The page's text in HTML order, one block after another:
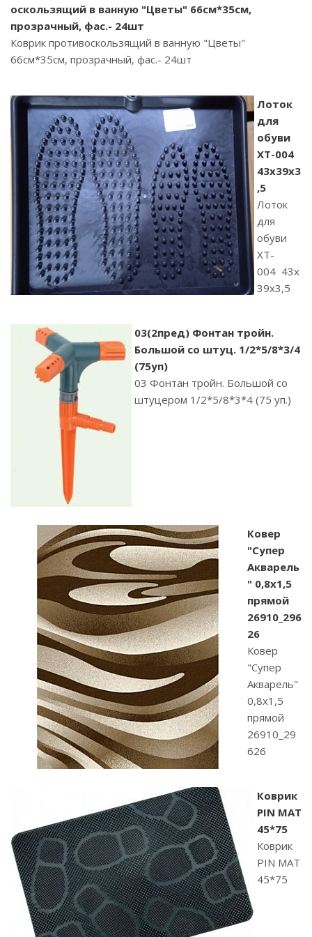
оскользящий в ванную "Цветы" 66см*35см,
прозрачный, фас.- 24шт
Коврик противоскользящий в ванную "Цветы"
66см*35см, прозрачный, фас.- 24шт
Лоток
для
обуви
XT-004
43х39х3
,5
Лоток
для
обуви
XT-
004 43х
39х3,5
03(2пред) Фонтан тройн.
Большой со штуц. 1/2*5/8*3/4
(75уп)
03 Фонтан тройн. Большой со
штуцером 1/2*5/8*3*4 (75 уп.)
Ковер
"Супер
Акварель
" 0,8х1,5
прямой
26910_296
26
Ковер
"Супер
Акварель"
0,8х1,5
прямой
26910_29
626
Коврик
PIN MAT
45*75
Коврик
PIN MAT
45*75